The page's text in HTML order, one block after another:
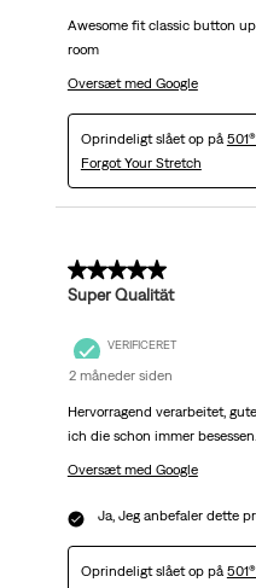
Awesome fit classic button
room
Oversæt med Google
Oprindeligt slået op på
Forgot Your Stretch
5 ud af 5 stjerner.
Super Qualität
VERIFICERET
2 måneder siden
Hervorragend verarbeitet,
ich die schon immer besessen.
Oversæt med Google
Ja, Jeg anbefaler dette
Oprindeligt slået op på